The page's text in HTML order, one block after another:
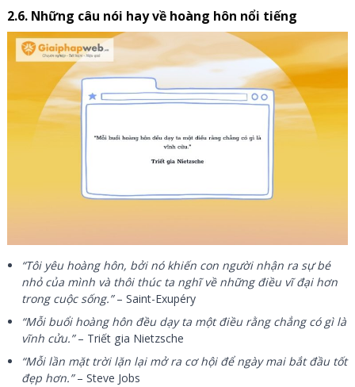
2.6. Những câu nói hay về hoàng hôn nổi tiếng
“Tôi yêu hoàng hôn, bởi nó khiến con người nhận ra sự bé
nhỏ của mình và thôi thúc ta nghĩ về những điều vĩ đại hơn
trong cuộc sống.”– Saint-Exupéry
“Mỗi buổi hoàng hôn đều dạy ta một điều rằng chẳng có gì là
vĩnh cửu.”– Triết gia Nietzsche
“Mỗi lần mặt trời lặn lại mở ra cơ hội để ngày mai bắt đầu tốt
đẹp hơn.”– Steve Jobs